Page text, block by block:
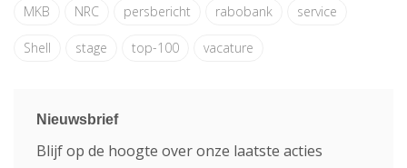
MKB NRC persbericht rabobank service
Shell stage top-100 vacature
Nieuwsbrief
Blijf op de hoogte over onze laatste acties